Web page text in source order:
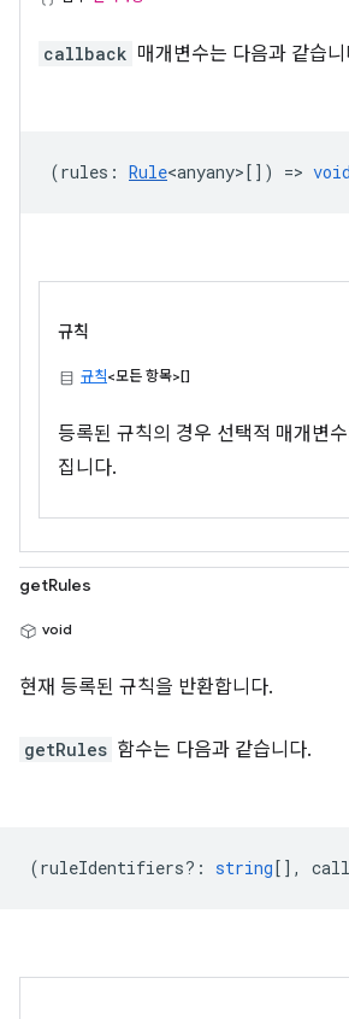
callback 매개변수는 다음과 같습니
(rules : Rule<anyany> []) => void
규칙
규칙<모든 항목>[]
등록된 규칙의 경우 선택적 매개변
집니다.
getRules
void
현재 등록된 규칙을 반환합니다.
getRules 함수는 다음과 같습니다.
(ruleIdentifiers? : string [],